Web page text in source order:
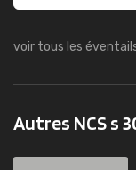
voir tous les
Autres NCS s